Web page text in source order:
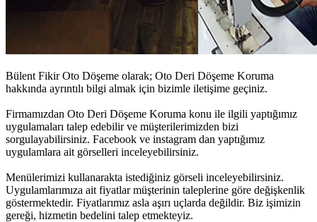
Bülent Fikir Oto Döşeme olarak; Oto Deri Döşeme Koruma
hakkında ayrıntılı bilgi almak için bizimle iletişime geçiniz.
Firmamızdan Oto Deri Döşeme Koruma konu ile ilgili yaptığımız
uygulamaları talep edebilir ve müşterilerimizden bizi
sorgulayabilirsiniz. Facebook ve instagram dan yaptığımız
uygulamlara ait görselleri inceleyebilirsiniz.
Menülerimizi kullanarakta istediğiniz görseli inceleyebilirsiniz.
Uygulamlarımıza ait fiyatlar müşterinin taleplerine göre değişkenlik
göstermektedir. Fiyatlarımız asla aşırı uçlarda değildir. Biz işimizin
gereği, hizmetin bedelini talep etmekteyiz.